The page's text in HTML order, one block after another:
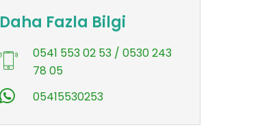
Daha Fazla Bilgi
0541 553 02 53 / 0530 243
78 05
05415530253